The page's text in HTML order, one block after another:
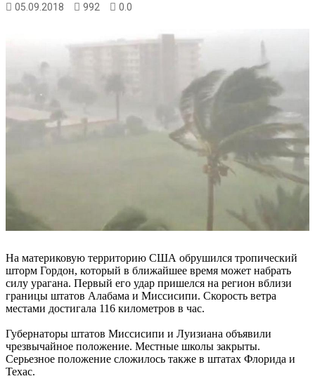
05.09.2018 992 0.0
На материковую территорию США обрушился тропический
шторм Гордон, который в ближайшее время может набрать
силу урагана. Первый его удар пришелся на регион вблизи
границы штатов Алабама и Миссисипи. Скорость ветра
местами достигала 116 километров в час.
Губернаторы штатов Миссисипи и Луизиана объявили
чрезвычайное положение. Местные школы закрыты.
Серьезное положение сложилось также в штатах Флорида и
Техас.